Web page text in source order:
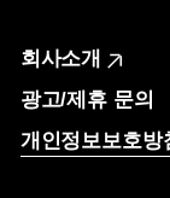
회사소개
광고/제휴 문의
개인정보보호방